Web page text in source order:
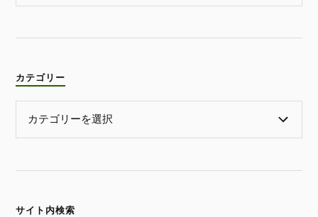
カテゴリー
サイト内検索